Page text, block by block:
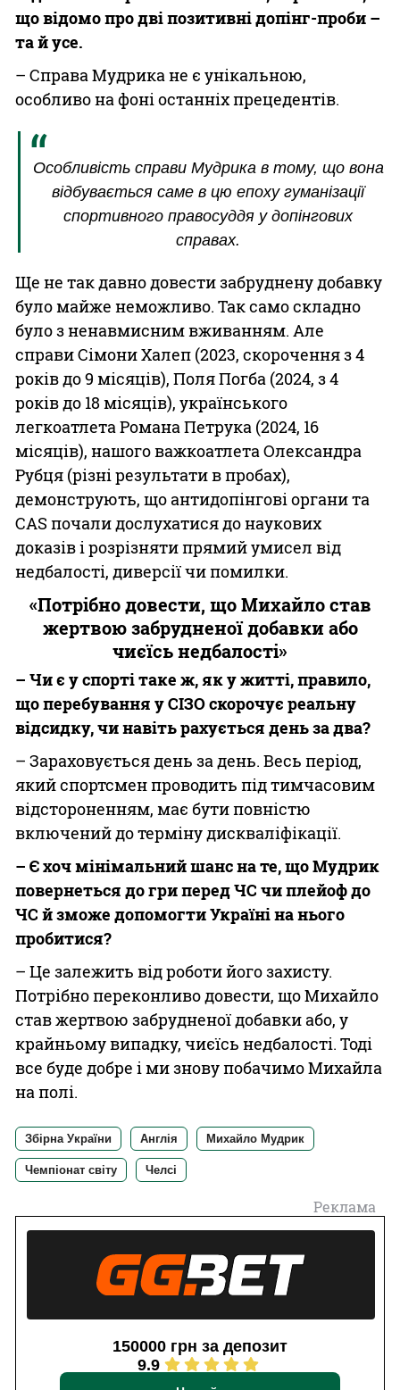
що відомо про дві позитивні допінг-проби –
та й усе.
– Справа Мудрика не є унікальною,
особливо на фоні останніх прецедентів.
Особливість справи Мудрика в тому, що вона
відбувається саме в цю епоху гуманізації
спортивного правосуддя у допінгових
справах.
Ще не так давно довести забруднену добавку
було майже неможливо. Так само складно
було з ненавмисним вживанням. Але
справи Сімони Халеп (2023, скорочення з 4
років до 9 місяців), Поля Погба (2024, з 4
років до 18 місяців), українського
легкоатлета Романа Петрука (2024, 16
місяців), нашого важкоатлета Олександра
Рубця (різні результати в пробах),
демонструють, що антидопінгові органи та
CAS почали дослухатися до наукових
доказів і розрізняти прямий умисел від
недбалості, диверсії чи помилки.
«Потрібно довести, що Михайло став
жертвою забрудненої добавки або
чиєїсь недбалості»
– Чи є у спорті таке ж, як у житті, правило,
що перебування у СІЗО скорочує реальну
відсидку, чи навіть рахується день за два?
– Зараховується день за день. Весь період,
який спортсмен проводить під тимчасовим
відстороненням, має бути повністю
включений до терміну дискваліфікації.
– Є хоч мінімальний шанс на те, що Мудрик
повернеться до гри перед ЧС чи плейоф до
ЧС й зможе допомогти Україні на нього
пробитися?
– Це залежить від роботи його захисту.
Потрібно переконливо довести, що Михайло
став жертвою забрудненої добавки або, у
крайньому випадку, чиєїсь недбалості. Тоді
все буде добре і ми знову побачимо Михайла
на полі.
Збірна України Англія Михайло Мудрик
Чемпіонат світу Челсі
Реклама
150000 грн за депозит
9.9